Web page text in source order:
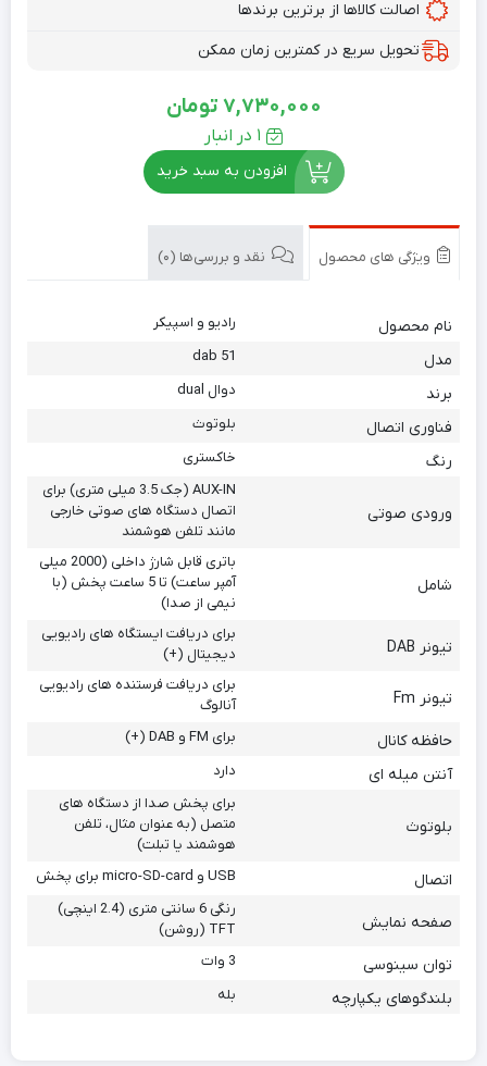
اصالت کالاها از برترین برندها
تحویل سریع در کمترین زمان ممکن
7,730,000 تومان
1 در انبار
افزودن به سبد خرید
ویژگی های محصول نقد و بررسی‌ها (0)
نام محصول رادیو و اسپیکر
مدل dab 51
برند دوال dual
فناوری اتصال بلوتوث
رنگ خاکستری
ورودی صوتی
AUX-IN (جک 3.5 میلی متری) برای
اتصال دستگاه های صوتی خارجی
مانند تلفن هوشمند
شامل
باتری قابل شارژ داخلی (2000 میلی
آمپر ساعت) تا 5 ساعت پخش (با
نیمی از صدا)
تیونر DAB
برای دریافت ایستگاه های رادیویی
دیجیتال (+)
تیونر Fm
برای دریافت فرستنده های رادیویی
آنالوگ
حافظه کانال برای FM و DAB (+)
آنتن میله ای دارد
بلوتوث
برای پخش صدا از دستگاه های
متصل (به عنوان مثال، تلفن
هوشمند یا تبلت)
اتصال USB و micro-SD-card برای پخش
صفحه نمایش
رنگی 6 سانتی متری (2.4 اینچی)
TFT (روشن)
توان سینوسی 3 وات
بلندگوهای یکپارچه بله